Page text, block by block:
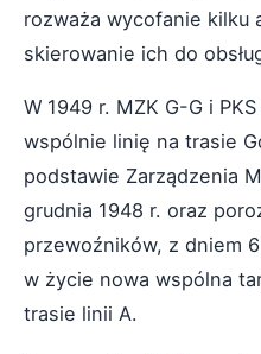
rozważa wycofanie kilku
skierowanie ich do
W 1949 r. MZK G-G i PKS
wspólnie linię na trasie
podstawie Zarządzenia
grudnia 1948 r. oraz
przewoźników, z dniem
w życie nowa wspólna
trasie linii A.